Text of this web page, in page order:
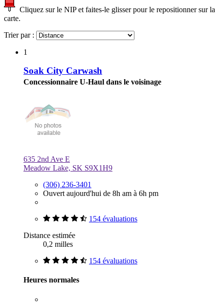
Cliquez sur le NIP et faites-le glisser pour le repositionner sur la
carte.
Trier par :
1
Soak City Carwash
Concessionnaire U-Haul dans le voisinage
635 2nd Ave E
Meadow Lake, SK S9X1H9
(306) 236-3401
Ouvert aujourd'hui de 8h am à 6h pm
154 évaluations
Distance estimée
0,2 milles
154 évaluations
Heures normales